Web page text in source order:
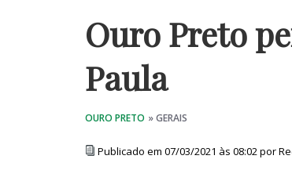
Ouro Preto
Paula
Publicado em 07/03/2021 às 08:02 por